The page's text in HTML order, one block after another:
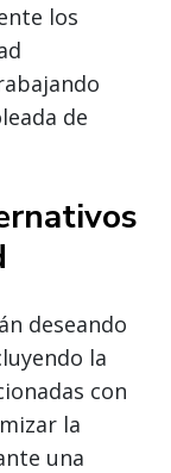
los
de
deseando
la
con
la
una